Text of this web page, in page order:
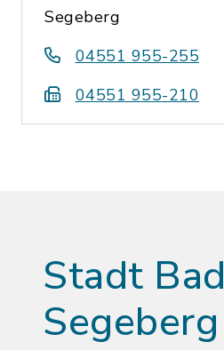
Segeberg
04551 955-255
04551 955-210
Stadt Bad
Segeberg